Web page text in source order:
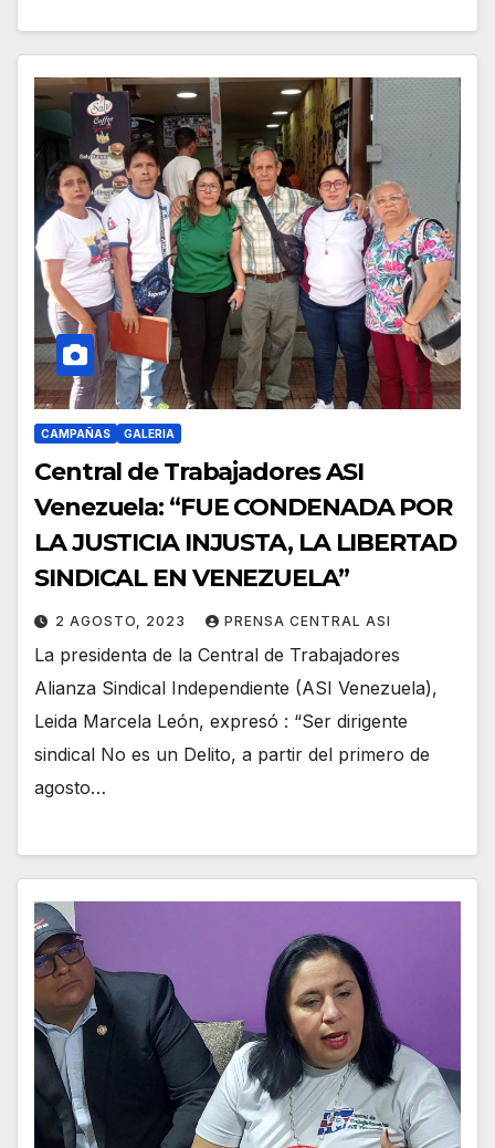
CAMPAÑAS GALERIA
Central de Trabajadores ASI
Venezuela: “FUE CONDENADA POR
LA JUSTICIA INJUSTA, LA LIBERTAD
SINDICAL EN VENEZUELA”
2 AGOSTO, 2023 PRENSA CENTRAL ASI
La presidenta de la Central de Trabajadores
Alianza Sindical Independiente (ASI Venezuela),
Leida Marcela León, expresó : “Ser dirigente
sindical No es un Delito, a partir del primero de
agosto…